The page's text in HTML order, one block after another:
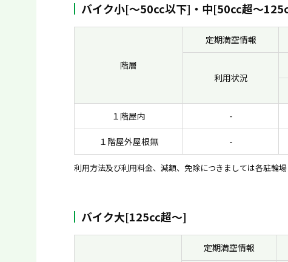
バイク小[〜50cc以下]・中[50cc超〜
階層
定期満空情報
利用状況
１階屋内 -
１階屋外屋根無 -
利用方法及び利用料金、減額、免除につきましては各駐輪場
バイク大[125cc超〜]
定期満空情報